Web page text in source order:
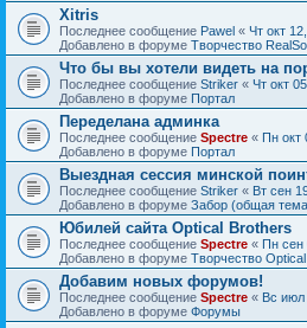
Xitris
Последнее сообщение Pawel « Чт окт
Добавлено в форуме Творчество
Что бы вы хотели видеть на
Последнее сообщение Striker « Чт окт
Добавлено в форуме Портал
Переделана админка
Последнее сообщение Spectre « Пн окт
Добавлено в форуме Портал
Выездная сессия минской
Последнее сообщение Striker « Вт сен
Добавлено в форуме Забор (общая
Юбилей сайта Optical Brothers
Последнее сообщение Spectre « Пн сен
Добавлено в форуме Творчество
Добавим новых форумов!
Последнее сообщение Spectre « Вс июл
Добавлено в форуме Форумы